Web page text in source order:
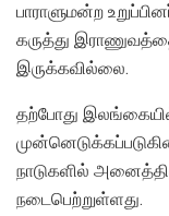
பாராளுமன்ற
கருத்து
இருக்கவில்லை.
தற்போது
நாடுகளில்
நடைபெற்றுள்ளது.